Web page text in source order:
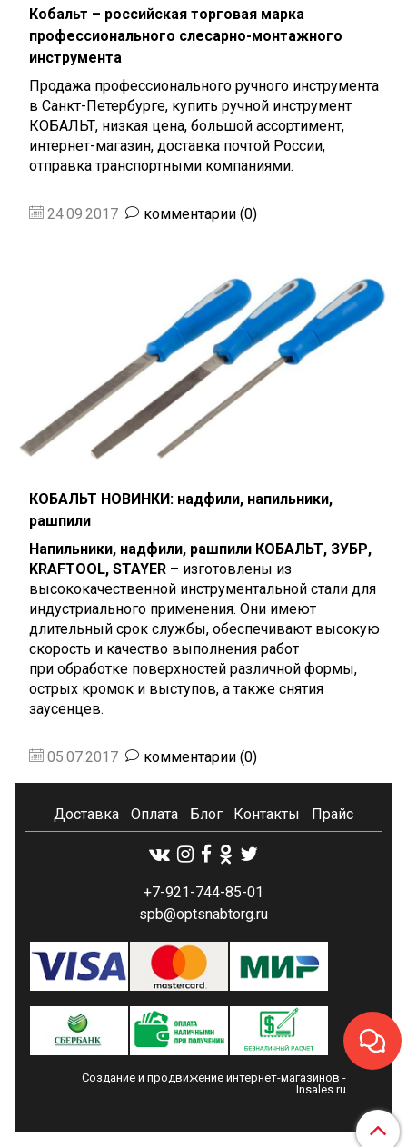
Кобальт – российская торговая марка
профессионального слесарно-монтажного
инструмента
Продажа профессионального ручного инструмента
в Санкт-Петербурге, купить ручной инструмент
КОБАЛЬТ, низкая цена, большой ассортимент,
интернет-магазин, доставка почтой России,
отправка транспортными компаниями.
24.09.2017 комментарии (0)
КОБАЛЬТ НОВИНКИ: надфили, напильники,
рашпили
Напильники, надфили, рашпили КОБАЛЬТ, ЗУБР,
KRAFTOOL, STAYER – изготовлены из
высококачественной инструментальной стали для
индустриального применения. Они имеют
длительный срок службы, обеспечивают высокую
скорость и качество выполнения работ
при обработке поверхностей различной формы,
острых кромок и выступов, а также снятия
заусенцев.
05.07.2017 комментарии (0)
Доставка Оплата Блог Контакты Прайс
+7-921-744-85-01
spb@optsnabtorg.ru
Создание и продвижение интернет-магазинов -
Insales.ru